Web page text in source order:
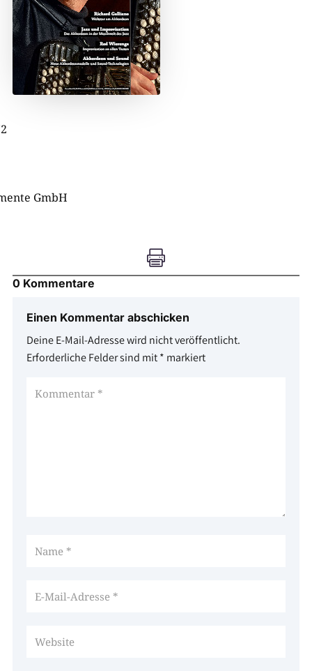
GmbH

0 Kommentare
Einen Kommentar abschicken
Deine E-Mail-Adresse wird nicht veröffentlicht.
Erforderliche Felder sind mit* markiert